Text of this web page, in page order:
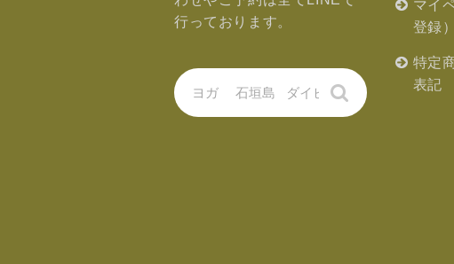
行っております。
マイ
登録）
特定
表記